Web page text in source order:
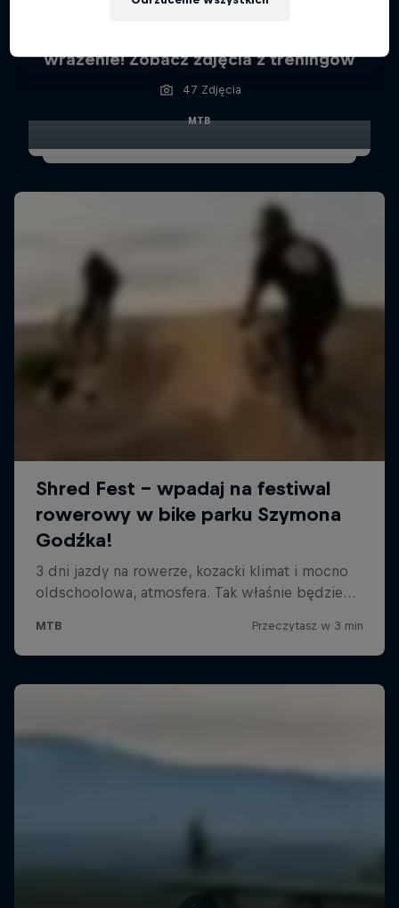
wrażenie! Zobacz zdjęcia z treningów
47 Zdjęcia
MTB